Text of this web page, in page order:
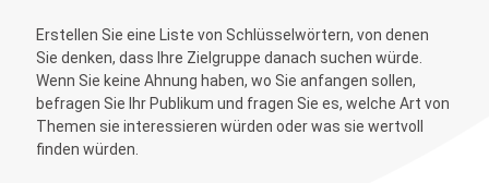
Erstellen Sie eine Liste von Schlüsselwörtern, von denen
Sie denken, dass Ihre Zielgruppe danach suchen würde.
Wenn Sie keine Ahnung haben, wo Sie anfangen sollen,
befragen Sie Ihr Publikum und fragen Sie es, welche Art von
Themen sie interessieren würden oder was sie wertvoll
finden würden.